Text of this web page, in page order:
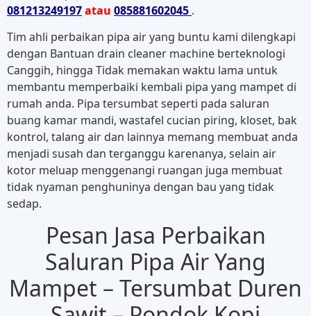
081213249197atau 085881602045 .
Tim ahli perbaikan pipa air yang buntu kami dilengkapi
dengan Bantuan drain cleaner machine berteknologi
Canggih, hingga Tidak memakan waktu lama untuk
membantu memperbaiki kembali pipa yang mampet di
rumah anda. Pipa tersumbat seperti pada saluran
buang kamar mandi, wastafel cucian piring, kloset, bak
kontrol, talang air dan lainnya memang membuat anda
menjadi susah dan terganggu karenanya, selain air
kotor meluap menggenangi ruangan juga membuat
tidak nyaman penghuninya dengan bau yang tidak
sedap.
Pesan Jasa Perbaikan
Saluran Pipa Air Yang
Mampet – Tersumbat Duren